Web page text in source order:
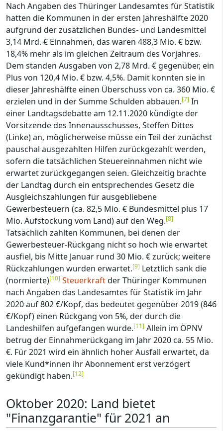
Nach Angaben des Thüringer Landesamtes für Statistik
hatten die Kommunen in der ersten Jahreshälfte 2020
aufgrund der zusätzlichen Bundes- und Landesmittel
3,14 Mrd. € Einnahmen, das waren 488,3 Mio. € bzw.
18,4% mehr als im gleichen Zeitraum des Vorjahres.
Dem standen Ausgaben von 2,78 Mrd. € gegenüber, ein
Plus von 120,4 Mio. € bzw. 4,5%. Damit konnten sie in
dieser Jahreshälfte einen Überschuss von ca. 360 Mio. €
erzielen und in der Summe Schulden abbauen.[7] In
einer Landtagsdebatte am 12.11.2020 kündigte der
Vorsitzende des Innenausschusses, Steffen Dittes
(Linke) an, möglicherweise müsse ein Teil der zunächst
pauschal ausgezahlten Hilfen zurückgezahlt werden,
sofern die tatsächlichen Steuereinnahmen nicht wie
erwartet zurückgegangen seien. Gleichzeitig brachte
der Landtag durch ein entsprechendes Gesetz die
Ausgleichszahlungen für ausgebliebene
Gewerbesteuern (ca. 82,5 Mio. € Bundesmittel plus 17
Mio. Aufstockung vom Land) auf den Weg.[8]
Tatsächlich zahlten Kommunen, bei denen der
Gewerbesteuer-Rückgang nicht so hoch wie erwartet
ausfiel, bis Mitte Januar rund 30 Mio. € zurück; weitere
Rückzahlungen wurden erwartet.[9] Letztlich sank die
(normierte)[10] Steuerkraftder Thüringer Kommunen
nach Angaben das Landesamtes für Statistik im Jahr
2020 auf 802 €/Kopf, das bedeutet gegenüber 2019 (846
€/Kopf) einen Rückgang von 5%, der durch die
Landeshilfen aufgefangen wurde.[11] Allein im ÖPNV
betrug der Einnahmerückgang im Jahr 2020 ca. 55 Mio.
€. Für 2021 wird ein ähnlich hoher Ausfall erwartet, da
viele Kund*innen ihr Abonnement erst verzögert
gekündigt haben.[12]
Oktober 2020: Land bietet
"Finanzgarantie" für 2021 an